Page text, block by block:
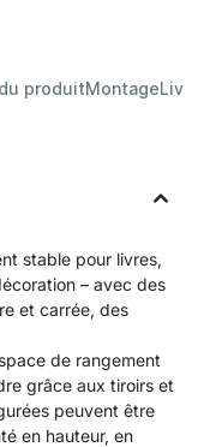
produitMontage
stable pour livres,
– avec des
et carrée, des
de rangement
grâce aux tiroirs et
peuvent être
en hauteur, en